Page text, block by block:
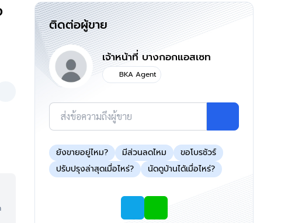
ติดต่อผู้ขาย
เจ้าหน้าที่ บางกอกแอสเซท
BKA Agent
ส่งข้อความถึงผู้ขาย
ยังขายอยู่ไหม? มีส่วนลดไหม
ขอโบรชัวร์
ปรับปรุงล่าสุดเมื่อไหร่?
นัดดูบ้านได้เมื่อไหร่?